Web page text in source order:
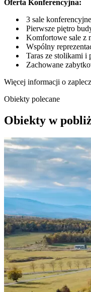
Oferta Konferencyjna:
3 sale
Pierwsze piętro
Komfortowe sale z
Wspólny
Taras ze stolikami i
Zachowane
Więcej informacji o
Obiekty polecane
Obiekty w